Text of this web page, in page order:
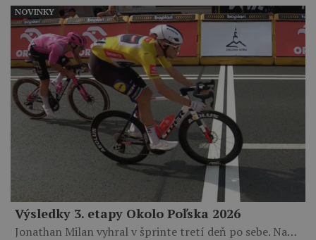
Výsledky 3. etapy Okolo Poľska 2026
Jonathan Milan vyhral v šprinte tretí deň po sebe. Na…
NOVINKY